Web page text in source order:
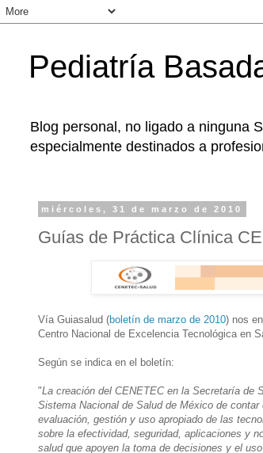
Pediatría
Blog personal, no ligado a ninguna
especialmente destinados a
miércoles, 31 de marzo de 2010
Guías de Práctica Clínica
Vía Guiasalud (boletín de marzo de 2010) nos
Centro Nacional de Excelencia Tecnológica en
Según se indica en el boletín:
"La creación del CENETEC en la Secretaría de
Sistema Nacional de Salud de México de
evaluación, gestión y uso apropiado de las
sobre la efectividad, seguridad, aplicaciones y
salud que apoyen la toma de decisiones y el